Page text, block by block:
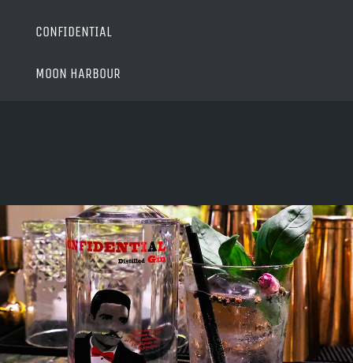
CONFIDENTIAL
MOON HARBOUR